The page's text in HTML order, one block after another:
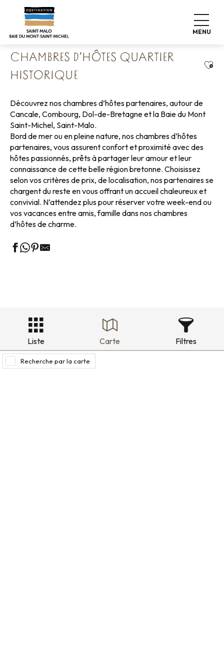
contenu
MENU
Accueil Poser ses valises
Chambres d’hôtes
Chambres d’hôtes quartier historique
CHAMBRES D’HÔTES QUARTIER
HISTORIQUE
Découvrez nos chambres d’hôtes partenaires, autour de
Cancale, Combourg, Dol-de-Bretagne et la Baie du Mont
Saint-Michel, Saint-Malo.
Bord de mer ou en pleine nature, nos chambres d’hôtes
partenaires, vous assurent confort et proximité avec des
hôtes passionnés, prêts à partager leur amour et leur
connaissance de cette belle région bretonne. Choisissez
selon vos critères de prix, de localisation, nos partenaires se
chargent du reste en vous offrant un accueil chaleureux et
convivial. N’attendez plus pour réserver votre week-end ou
vos vacances entre amis, famille dans nos chambres
d’hôtes de charme.
Liste Carte Filtres
Recherche par la carte